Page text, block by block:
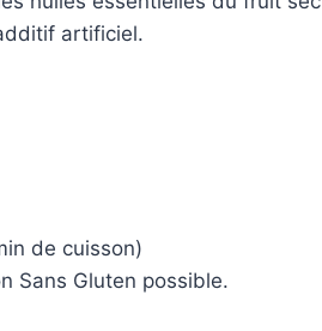
artificiel.
de cuisson)
Sans Gluten possible.